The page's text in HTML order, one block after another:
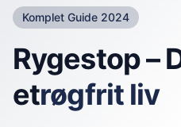
Komplet Guide 2024
Rygestop –
etrøgfrit liv